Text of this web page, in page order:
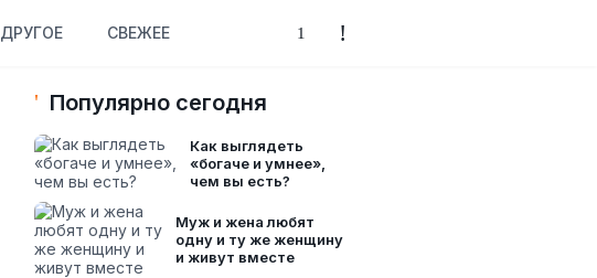
ДРУГОЕ СВЕЖЕЕ
Популярно сегодня
Как выглядеть
«богаче и умнее»,
чем вы есть?
Муж и жена любят
одну и ту же женщину
и живут вместе